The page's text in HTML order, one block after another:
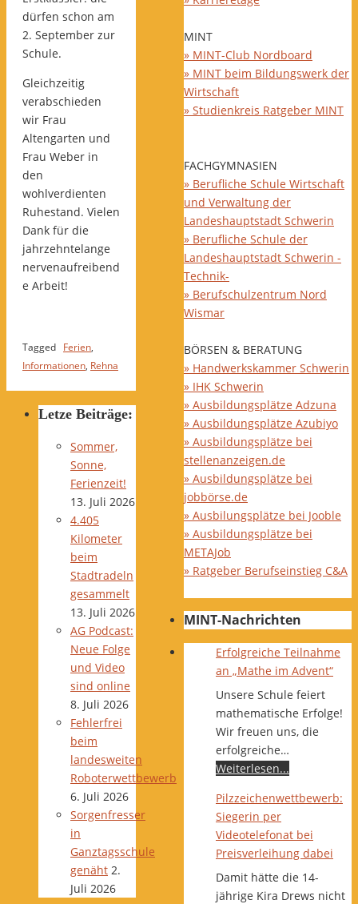
dürfen schon am
2. September zur
Schule.
Gleichzeitig
verabschieden
wir Frau
Altengarten und
Frau Weber in
den
wohlverdienten
Ruhestand. Vielen
Dank für die
jahrzehntelange
nervenaufreibend
e Arbeit!
Tagged Ferien
Informationen Rehna
Letze Beiträge:
Sommer,
Sonne,
Ferienzeit!
13. Juli 2026
4.405
Kilometer
beim
Stadtradeln
gesammelt
13. Juli 2026
AG Podcast:
Neue Folge
und Video
sind online
8. Juli 2026
Fehlerfrei
beim
landesweiten
Roboterwettbewerb
6. Juli 2026
Sorgenfresser
in
Ganztagsschule
genäht 2.
Juli 2026
MINT
» MINT-Club Nordboard
» MINT beim Bildungswerk der
Wirtschaft
» Studienkreis Ratgeber MINT
FACHGYMNASIEN
» Berufliche Schule Wirtschaft
und Verwaltung der
Landeshauptstadt Schwerin
» Berufliche Schule der
Landeshauptstadt Schwerin -
Technik-
» Berufschulzentrum Nord
Wismar
BÖRSEN & BERATUNG
» Handwerkskammer Schwerin
» IHK Schwerin
» Ausbildungsplätze Adzuna
» Ausbildungsplätze Azubiyo
» Ausbildungsplätze bei
stellenanzeigen.de
» Ausbildungsplätze bei
jobbörse.de
» Ausbilungsplätze bei Jooble
» Ausbildungsplätze bei
METAJob
» Ratgeber Berufseinstieg C&A
MINT-Nachrichten
Erfolgreiche Teilnahme
an „Mathe im Advent“
Unsere Schule feiert
mathematische Erfolge!
Wir freuen uns, die
erfolgreiche…
Weiterlesen...
Pilzzeichenwettbewerb:
Siegerin per
Videotelefonat bei
Preisverleihung dabei
Damit hätte die 14-
jährige Kira Drews nicht